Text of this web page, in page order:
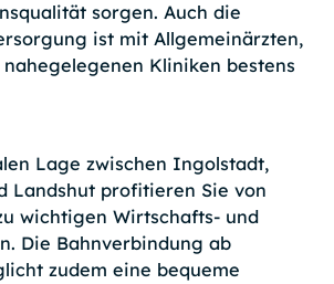
sorgen. Auch die
ist mit Allgemeinärzten,
Kliniken bestens
Lage zwischen Ingolstadt,
Landshut profitieren Sie von
wichtigen Wirtschafts- und
Die Bahnverbindung ab
zudem eine bequeme